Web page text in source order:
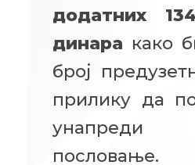
додатних
динара како
број
прилику да
пословање.